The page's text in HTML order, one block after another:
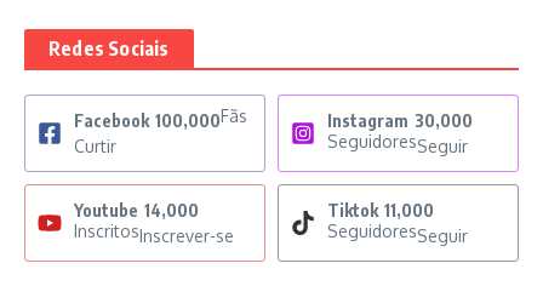
Redes Sociais
Facebook 100,000Fãs
Curtir
Instagram 30,000
SeguidoresSeguir
Youtube 14,000
Inscritos Inscrever-se
Tiktok 11,000
SeguidoresSeguir